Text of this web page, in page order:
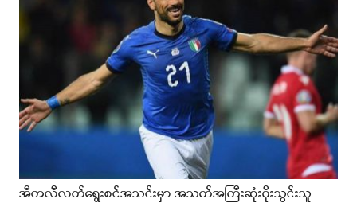
အီတလီလက်ရွေးစင်အသင်းမှာ အသက်အကြီးဆုံးဂိုးသွင်းသူ